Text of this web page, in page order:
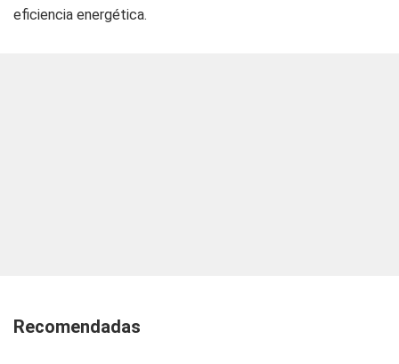
eficiencia energética.
Recomendadas